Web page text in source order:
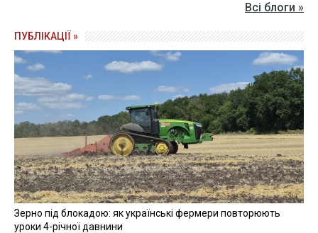
Всі блоги »
ПУБЛІКАЦІЇ »
Зерно під блокадою: як українські фермери повторюють
уроки 4-річної давнини